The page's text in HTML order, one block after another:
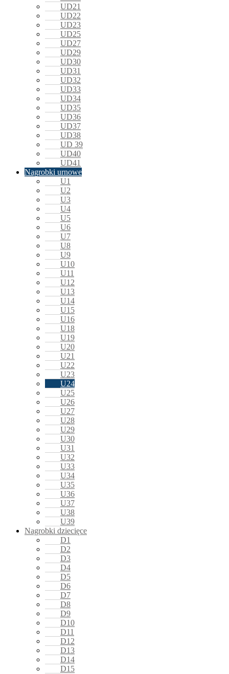
UD21
UD22
UD23
UD25
UD27
UD29
UD30
UD31
UD32
UD33
UD34
UD35
UD36
UD37
UD38
UD 39
UD40
UD41
Nagrobki urnowe
U1
U2
U3
U4
U5
U6
U7
U8
U9
U10
U11
U12
U13
U14
U15
U16
U18
U19
U20
U21
U22
U23
U24
U25
U26
U27
U28
U29
U30
U31
U32
U33
U34
U35
U36
U37
U38
U39
Nagrobki dziecięce
D1
D2
D3
D4
D5
D6
D7
D8
D9
D10
D11
D12
D13
D14
D15